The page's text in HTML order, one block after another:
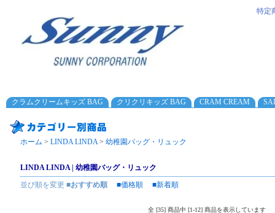
特定
クラムクリームキッズ BAG クリクリキッズ BAG CRAM CREAM
ホーム > LINDA LINDA> 幼稚園バッグ・リュック
LINDA LINDA | 幼稚園バッグ・リュック
並び順を変更 ■おすすめ順 ■価格順 ■新着順
全 [35] 商品中 [1-12] 商品を表示しています